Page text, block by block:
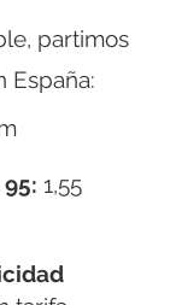
partimos
España:
1,55